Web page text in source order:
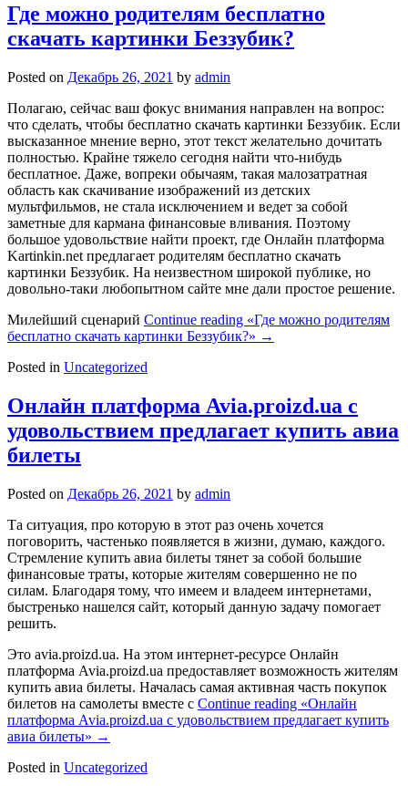
Где можно родителям бесплатно
скачать картинки Беззубик?
Posted on Декабрь 26, 2021 by admin
Полагаю, сейчас ваш фокус внимания направлен на вопрос:
что сделать, чтобы бесплатно скачать картинки Беззубик. Если
высказанное мнение верно, этот текст желательно дочитать
полностью. Крайне тяжело сегодня найти что-нибудь
бесплатное. Даже, вопреки обычаям, такая малозатратная
область как скачивание изображений из детских
мультфильмов, не стала исключением и ведет за собой
заметные для кармана финансовые вливания. Поэтому
большое удовольствие найти проект, где Онлайн платформа
Kartinkin.net предлагает родителям бесплатно скачать
картинки Беззубик. На неизвестном широкой публике, но
довольно-таки любопытном сайте мне дали простое решение.
Милейший сценарий Continue reading «Где можно родителям
бесплатно скачать картинки Беззубик?» →
Posted in Uncategorized
Онлайн платформа Avia.proizd.ua с
удовольствием предлагает купить авиа
билеты
Posted on Декабрь 26, 2021 by admin
Та ситуация, про которую в этот раз очень хочется
поговорить, частенько появляется в жизни, думаю, каждого.
Стремление купить авиа билеты тянет за собой большие
финансовые траты, которые жителям совершенно не по
силам. Благодаря тому, что имеем и владеем интернетами,
быстренько нашелся сайт, который данную задачу помогает
решить.
Это avia.proizd.ua. На этом интернет-ресурсе Онлайн
платформа Avia.proizd.ua предоставляет возможность жителям
купить авиа билеты. Началась самая активная часть покупок
билетов на самолеты вместе с Continue reading «Онлайн
платформа Avia.proizd.ua с удовольствием предлагает купить
авиа билеты» →
Posted in Uncategorized